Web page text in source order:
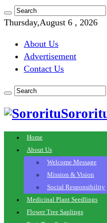
Thursday,August 6 , 2026
About Us
Advertisement
Contact Us
Home
About Us
Welcome Message
Mission & Vision
Social Responsibility
Medicinal Plant Seedlings
Flower Tree Saplings